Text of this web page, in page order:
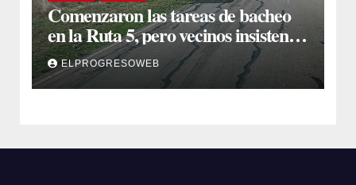
Comenzaron las tareas de bacheo
en la Ruta 5, pero vecinos insisten
en un reclamo integral
ELPROGRESOWEB